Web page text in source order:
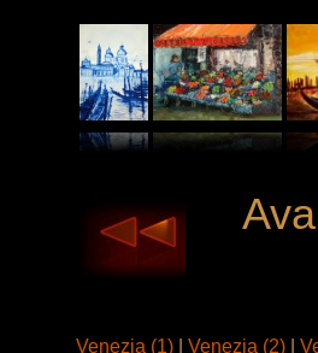
Venezia (1) Venezia (2)